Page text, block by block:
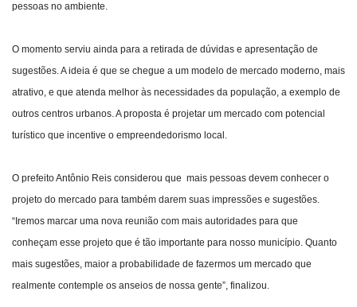
pessoas no ambiente.
O momento serviu ainda para a retirada de dúvidas e apresentação de
sugestões. A ideia é que se chegue a um modelo de mercado moderno, mais
atrativo, e que atenda melhor às necessidades da população, a exemplo de
outros centros urbanos. A proposta é projetar um mercado com potencial
turístico que incentive o empreendedorismo local.
O prefeito Antônio Reis considerou que mais pessoas devem conhecer o
projeto do mercado para também darem suas impressões e sugestões.
“Iremos marcar uma nova reunião com mais autoridades para que
conheçam esse projeto que é tão importante para nosso município. Quanto
mais sugestões, maior a probabilidade de fazermos um mercado que
realmente contemple os anseios de nossa gente”, finalizou.